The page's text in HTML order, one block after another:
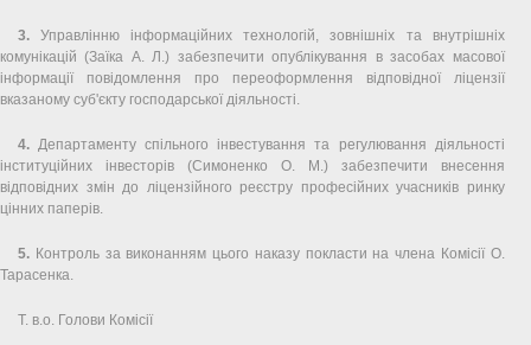
3. Управлінню інформаційних технологій, зовнішніх та внутрішніх
комунікацій (Заїка А. Л.) забезпечити опублікування в засобах масової
інформації повідомлення про переоформлення відповідної ліцензії
вказаному суб'єкту господарської діяльності.
4. Департаменту спільного інвестування та регулювання діяльності
інституційних інвесторів (Симоненко О. М.) забезпечити внесення
відповідних змін до ліцензійного реєстру професійних учасників ринку
цінних паперів.
5. Контроль за виконанням цього наказу покласти на члена Комісії О.
Тарасенка.
Т. в.о. Голови Комісії